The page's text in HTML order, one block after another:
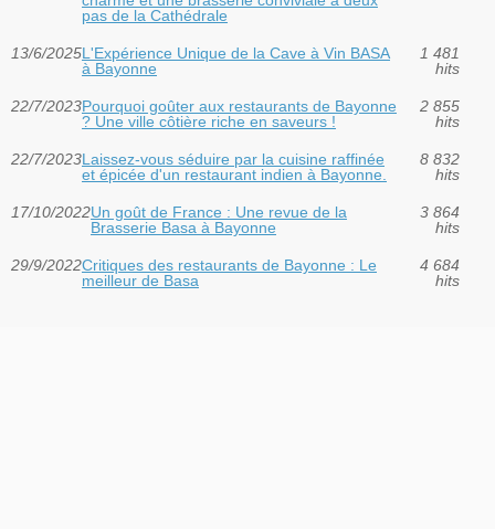
pas de la Cathédrale
13/6/2025L'Expérience Unique de la Cave à Vin BASA
à Bayonne
1 481
hits
22/7/2023Pourquoi goûter aux restaurants de Bayonne
? Une ville côtière riche en saveurs !
2 855
hits
22/7/2023Laissez-vous séduire par la cuisine raffinée
et épicée d'un restaurant indien à Bayonne.
8 832
hits
17/10/2022Un goût de France : Une revue de la
Brasserie Basa à Bayonne
3 864
hits
29/9/2022Critiques des restaurants de Bayonne : Le
meilleur de Basa
4 684
hits